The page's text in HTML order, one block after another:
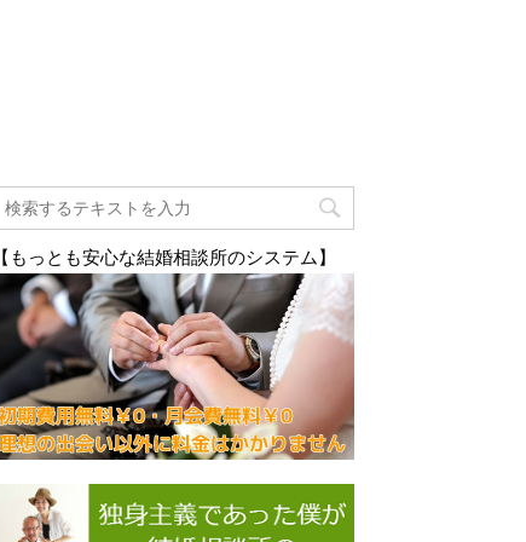
【もっとも安心な結婚相談所のシステム】